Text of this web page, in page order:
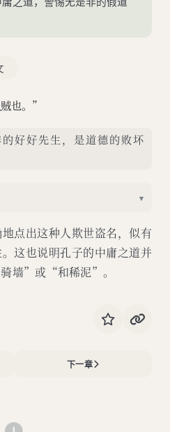
贼也。”
好好先生，是道德的败坏
▾
点出这种人欺世盗名，似有
这也说明孔子的中庸之道并
墙”或“和稀泥”。
下一章